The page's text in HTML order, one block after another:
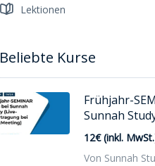
Lektionen
Beliebte Kurse
Frühjahr-
Sunnah
12€ (inkl.
Von Sunnah